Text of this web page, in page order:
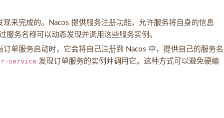
来完成的。Nacos 提供服务注册功能，允许服务将自身的信息
服务名称可以动态发现并调用这些服务实例。
单服务启动时，它会将自己注册到 Nacos 中，提供自己的服务名
service 发现订单服务的实例并调用它。这种方式可以避免硬编